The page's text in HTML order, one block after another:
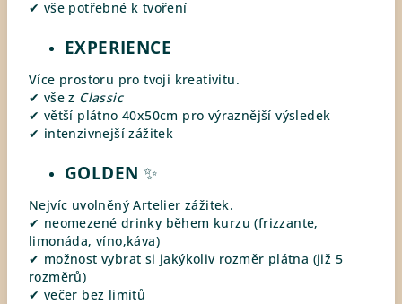
✔ vše potřebné k tvoření
EXPERIENCE
Více prostoru pro tvoji kreativitu.
✔ vše z Classic
✔ větší plátno 40x50cm pro výraznější výsledek
✔ intenzivnejší zážitek
GOLDEN ✨
Nejvíc uvolněný Artelier zážitek.
✔ neomezené drinky během kurzu (frizzante,
limonáda, víno,káva)
✔ možnost vybrat si jakýkoliv rozměr plátna (již 5
rozměrů)
✔ večer bez limitů